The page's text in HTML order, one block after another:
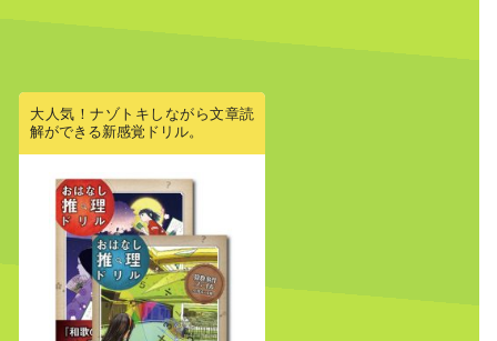
大人気！ナゾトキしながら文章読
解ができる新感覚ドリル。